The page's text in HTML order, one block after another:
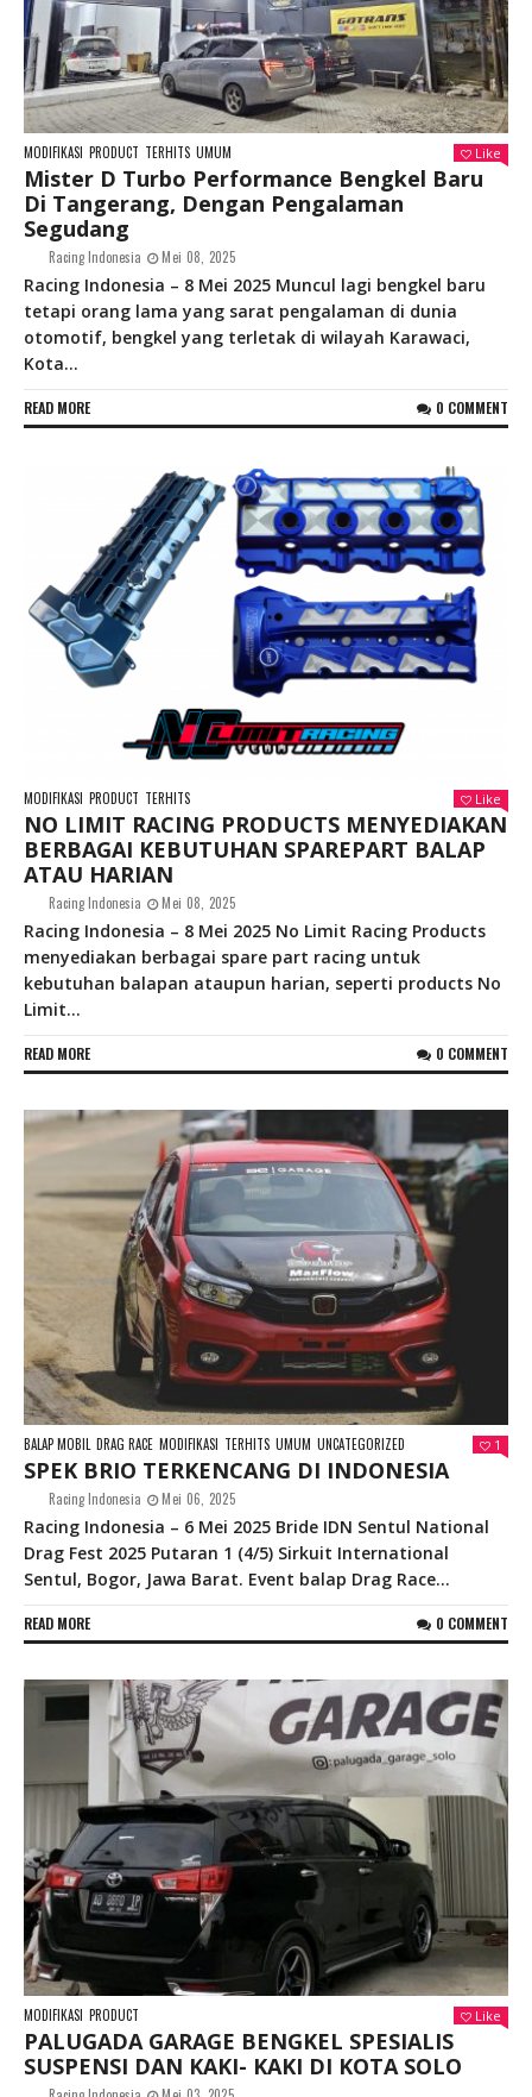
MODIFIKASI PRODUCT TERHITS UMUM Like
Mister D Turbo Performance Bengkel Baru
Di Tangerang, Dengan Pengalaman
Segudang
Racing Indonesia Mei 08, 2025
Racing Indonesia – 8 Mei 2025 Muncul lagi bengkel baru
tetapi orang lama yang sarat pengalaman di dunia
otomotif, bengkel yang terletak di wilayah Karawaci,
Kota...
READ MORE 0 COMMENT
MODIFIKASI PRODUCT TERHITS Like
NO LIMIT RACING PRODUCTS MENYEDIAKAN
BERBAGAI KEBUTUHAN SPAREPART BALAP
ATAU HARIAN
Racing Indonesia Mei 08, 2025
Racing Indonesia – 8 Mei 2025 No Limit Racing Products
menyediakan berbagai spare part racing untuk
kebutuhan balapan ataupun harian, seperti products No
Limit...
READ MORE 0 COMMENT
BALAP MOBIL DRAG RACE MODIFIKASI TERHITS UMUM UNCATEGORIZED 1
SPEK BRIO TERKENCANG DI INDONESIA
Racing Indonesia Mei 06, 2025
Racing Indonesia – 6 Mei 2025 Bride IDN Sentul National
Drag Fest 2025 Putaran 1 (4/5) Sirkuit International
Sentul, Bogor, Jawa Barat. Event balap Drag Race...
READ MORE 0 COMMENT
MODIFIKASI PRODUCT Like
PALUGADA GARAGE BENGKEL SPESIALIS
SUSPENSI DAN KAKI- KAKI DI KOTA SOLO